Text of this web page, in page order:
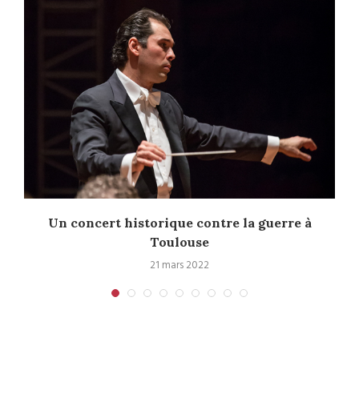
Un concert historique contre la guerre à
Toulouse
21 mars 2022